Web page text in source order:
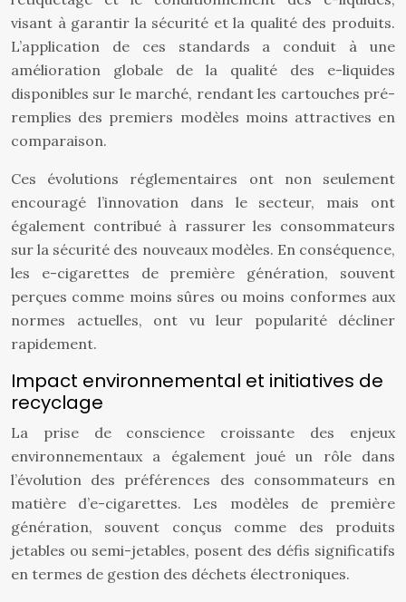
visant à garantir la sécurité et la qualité des produits.
L’application de ces standards a conduit à une
amélioration globale de la qualité des e-liquides
disponibles sur le marché, rendant les cartouches pré-
remplies des premiers modèles moins attractives en
comparaison.
Ces évolutions réglementaires ont non seulement
encouragé l’innovation dans le secteur, mais ont
également contribué à rassurer les consommateurs
sur la sécurité des nouveaux modèles. En conséquence,
les e-cigarettes de première génération, souvent
perçues comme moins sûres ou moins conformes aux
normes actuelles, ont vu leur popularité décliner
rapidement.
Impact environnemental et initiatives de
recyclage
La prise de conscience croissante des enjeux
environnementaux a également joué un rôle dans
l’évolution des préférences des consommateurs en
matière d’e-cigarettes. Les modèles de première
génération, souvent conçus comme des produits
jetables ou semi-jetables, posent des défis significatifs
en termes de gestion des déchets électroniques.